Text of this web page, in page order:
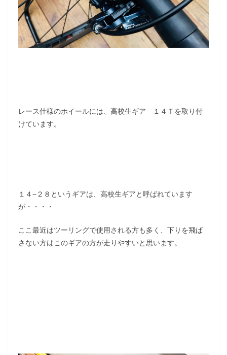
レース仕様のホイールには、高校生ギア １４Ｔを取り付
けています。
１４−２８というギアは、高校生ギアと呼ばれています
が・・・・
ここ最近はツーリングで使用される方も多く、下りを飛ば
さない方はこのギアの方が走りやすいと思います。